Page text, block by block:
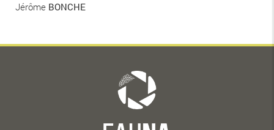
Jérôme BONCHE